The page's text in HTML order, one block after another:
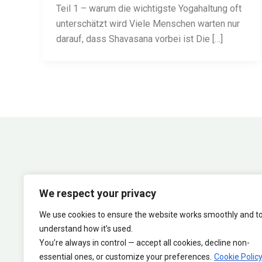
We respect your privacy
We use cookies to ensure the website works smoothly and
understand how it’s used.
You’re always in control — accept all cookies, decline non-
essential ones, or customize your preferences. Cookie Policy
Teil 1 – warum die wichtigste Yogahaltung oft
unterschätzt wird Viele Menschen warten nur
darauf, dass Shavasana vorbei ist Die […]